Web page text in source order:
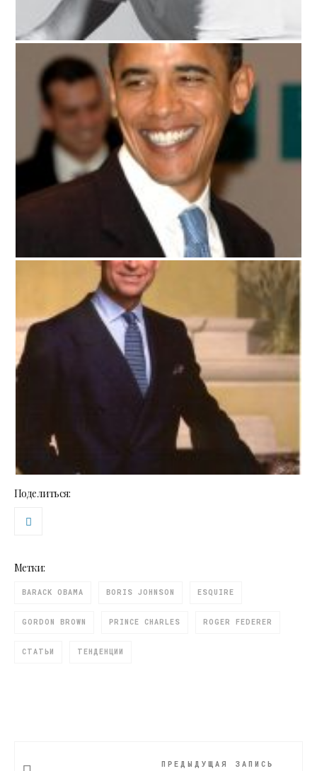
Поделиться:
Метки:
BARACK OBAMA BORIS JOHNSON ESQUIRE
GORDON BROWN PRINCE CHARLES ROGER FEDERER
СТАТЬИ ТЕНДЕНЦИИ
ПРЕДЫДУЩАЯ ЗАПИСЬ